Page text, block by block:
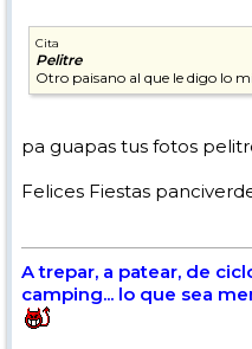
Cita
Pelitre
Otro paisano al que le digo lo
pa guapas tus fotos
Felices Fiestas
A trepar, a patear, de
camping... lo que sea